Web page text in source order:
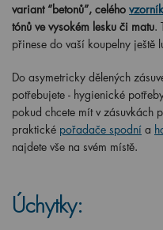
variant “betonů”, celého
tónů ve vysokém lesku či matu.
přinese do vaší koupelny ještě
Do asymetricky dělených
potřebujete - hygienické
pokud chcete mít v zásuvkách
praktické pořadače spodní a
najdete vše na svém místě.
Úchytky: